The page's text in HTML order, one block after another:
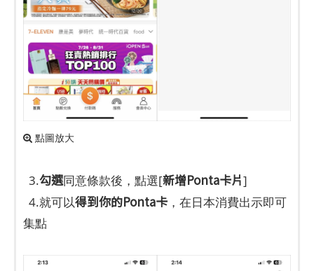
點圖放大
3.勾選同意條款後，點選[新增Ponta卡片]
4.就可以得到你的Ponta卡 ，在日本消費出示即可
集點